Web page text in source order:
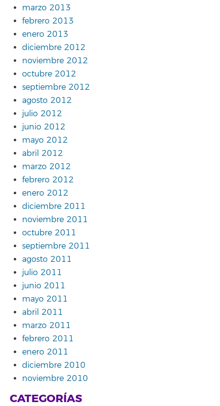
marzo 2013
febrero 2013
enero 2013
diciembre 2012
noviembre 2012
octubre 2012
septiembre 2012
agosto 2012
julio 2012
junio 2012
mayo 2012
abril 2012
marzo 2012
febrero 2012
enero 2012
diciembre 2011
noviembre 2011
octubre 2011
septiembre 2011
agosto 2011
julio 2011
junio 2011
mayo 2011
abril 2011
marzo 2011
febrero 2011
enero 2011
diciembre 2010
noviembre 2010
CATEGORÍAS